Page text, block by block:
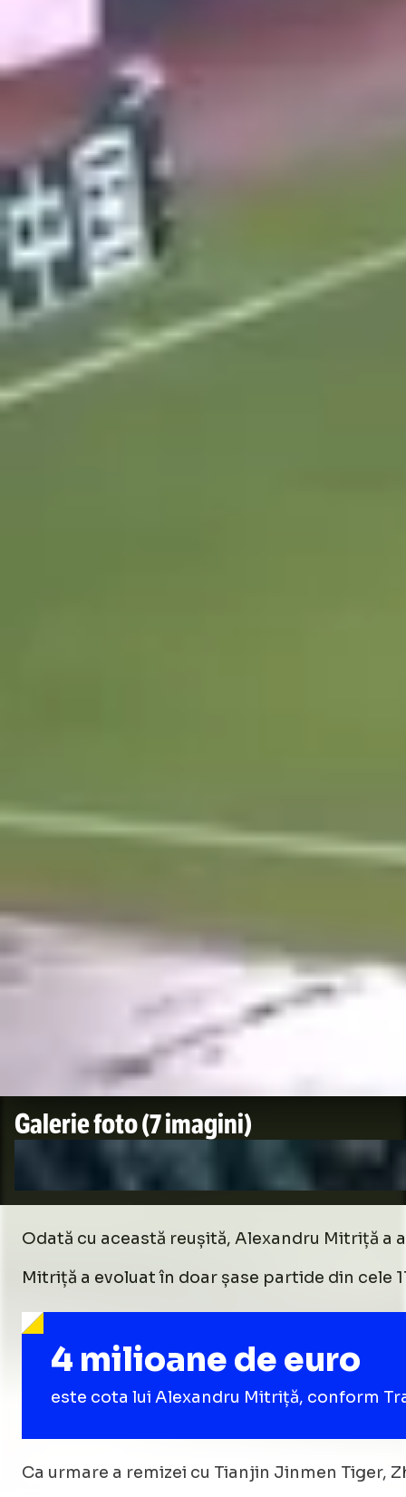
Galerie foto(7 imagini)
Odată cu această reușită, Alexandru Mitriță a
Mitriță a evoluat în doar șase partide din cele
4 milioane de euro
este cota lui Alexandru Mitriță, conform
Ca urmare a remizei cu Tianjin Jinmen Tiger,